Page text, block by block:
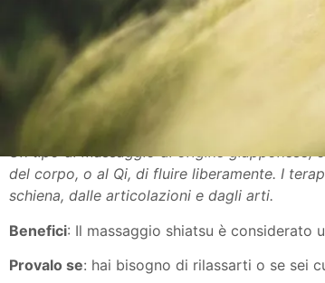
Un tipo di massaggio di origine giapponese,
del corpo, o al Qi, di fluire liberamente. I
schiena, dalle articolazioni e dagli arti.
Benefici: Il massaggio shiatsu è considerato
Provalo se: hai bisogno di rilassarti o se sei